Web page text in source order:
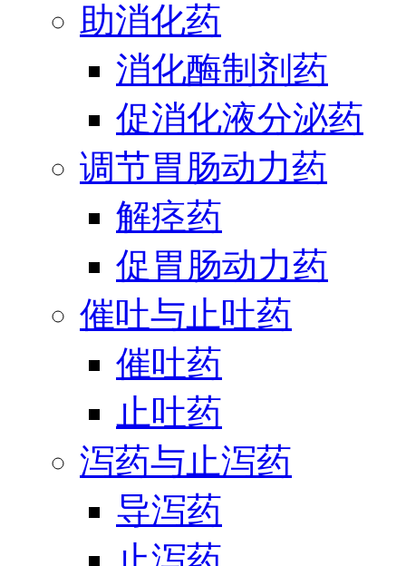
助消化药
消化酶制剂药
促消化液分泌药
调节胃肠动力药
解痉药
促胃肠动力药
催吐与止吐药
催吐药
止吐药
泻药与止泻药
导泻药